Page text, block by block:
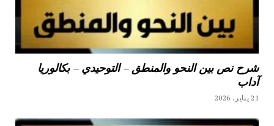
شرح نص بين النحو والمنطق – التوحيدي – بكالوريا
آداب
21 يناير، 2026